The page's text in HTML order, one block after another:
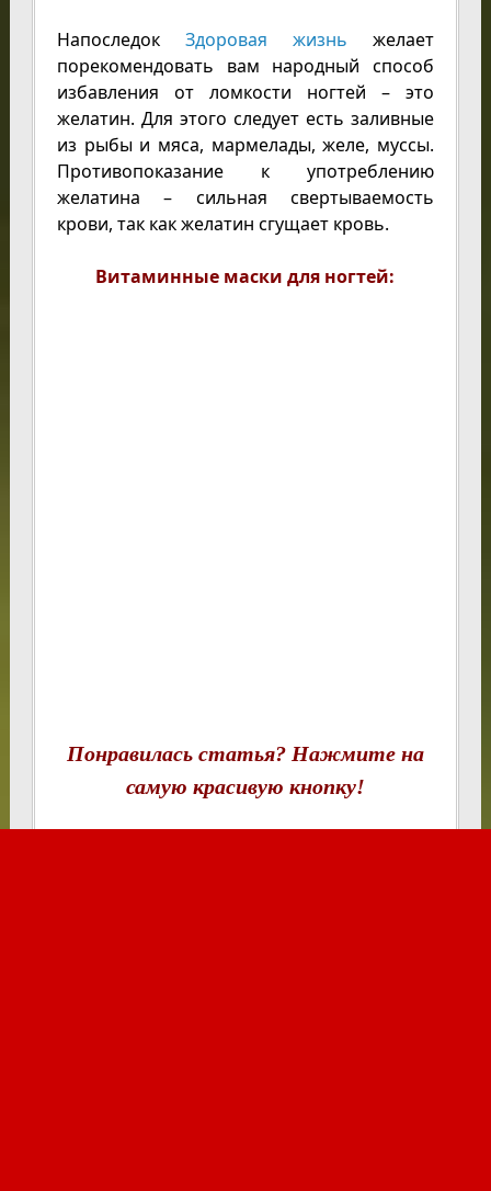
Напоследок Здоровая жизнь желает
порекомендовать вам народный способ
избавления от ломкости ногтей – это
желатин. Для этого следует есть заливные
из рыбы и мяса, мармелады, желе, муссы.
Противопоказание к употреблению
желатина – сильная свертываемость
крови, так как желатин сгущает кровь.
Витаминные маски для ногтей:
Понравилась статья? Нажмите на
самую красивую кнопку!